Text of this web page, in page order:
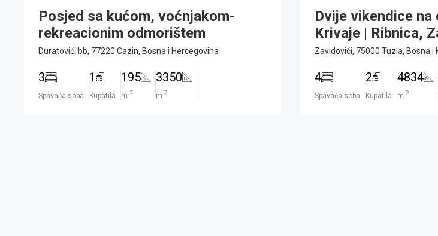
Posjed sa kućom, voćnjakom-
rekreacionim odmorištem
Duratovići bb, 77220 Cazin, Bosna i Hercegovina
3
Spavaća soba
1
Kupatila
195
m 2
3350
m 2
Dvije vikendice na
Krivaje | Ribnica,
Zavidovići, 75000 Tuzla, Bosna i
4
Spavaća soba
2
Kupatila
4834
m 2